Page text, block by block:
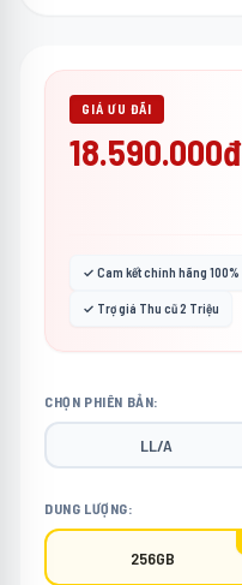
GIÁ ƯU ĐÃI
18.590.000đ
✓ Cam kết chính hãng 100%
✓ Trợ giá Thu cũ 2 Triệu
CHỌN PHIÊN BẢN:
LL/A
DUNG LƯỢNG:
256GB